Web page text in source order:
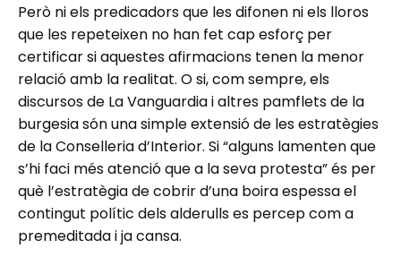
Però ni els predicadors que les difonen ni els lloros
que les repeteixen no han fet cap esforç per
certificar si aquestes afirmacions tenen la menor
relació amb la realitat. O si, com sempre, els
discursos de La Vanguardia i altres pamflets de la
burgesia són una simple extensió de les estratègies
de la Conselleria d’Interior. Si “alguns lamenten que
s’hi faci més atenció que a la seva protesta” és per
què l’estratègia de cobrir d’una boira espessa el
contingut polític dels alderulls es percep com a
premeditada i ja cansa.